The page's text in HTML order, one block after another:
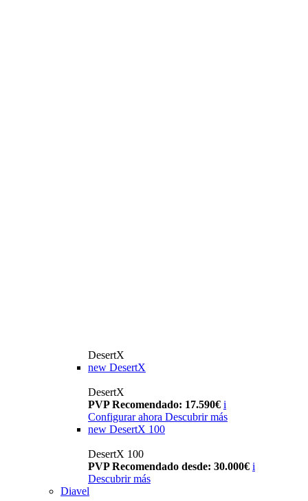
DesertX
new DesertX
DesertX
PVP Recomendado: 17.590€ i
Configurar ahora Descubrir más
new DesertX 100
DesertX 100
PVP Recomendado desde: 30.000€ i
Descubrir más
Diavel